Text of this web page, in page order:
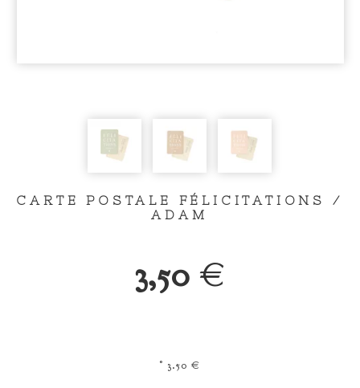
CARTE POSTALE FÉLICITATIONS /
ADAM
3,50 €
° 3.50 €